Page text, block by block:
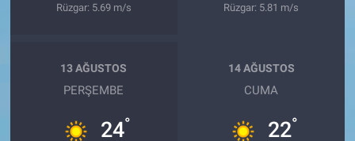
Rüzgar: 5.69 m/s
Rüzgar: 5.81 m/s
13 AĞUSTOS
PERŞEMBE
24°
14 AĞUSTOS
CUMA
22°